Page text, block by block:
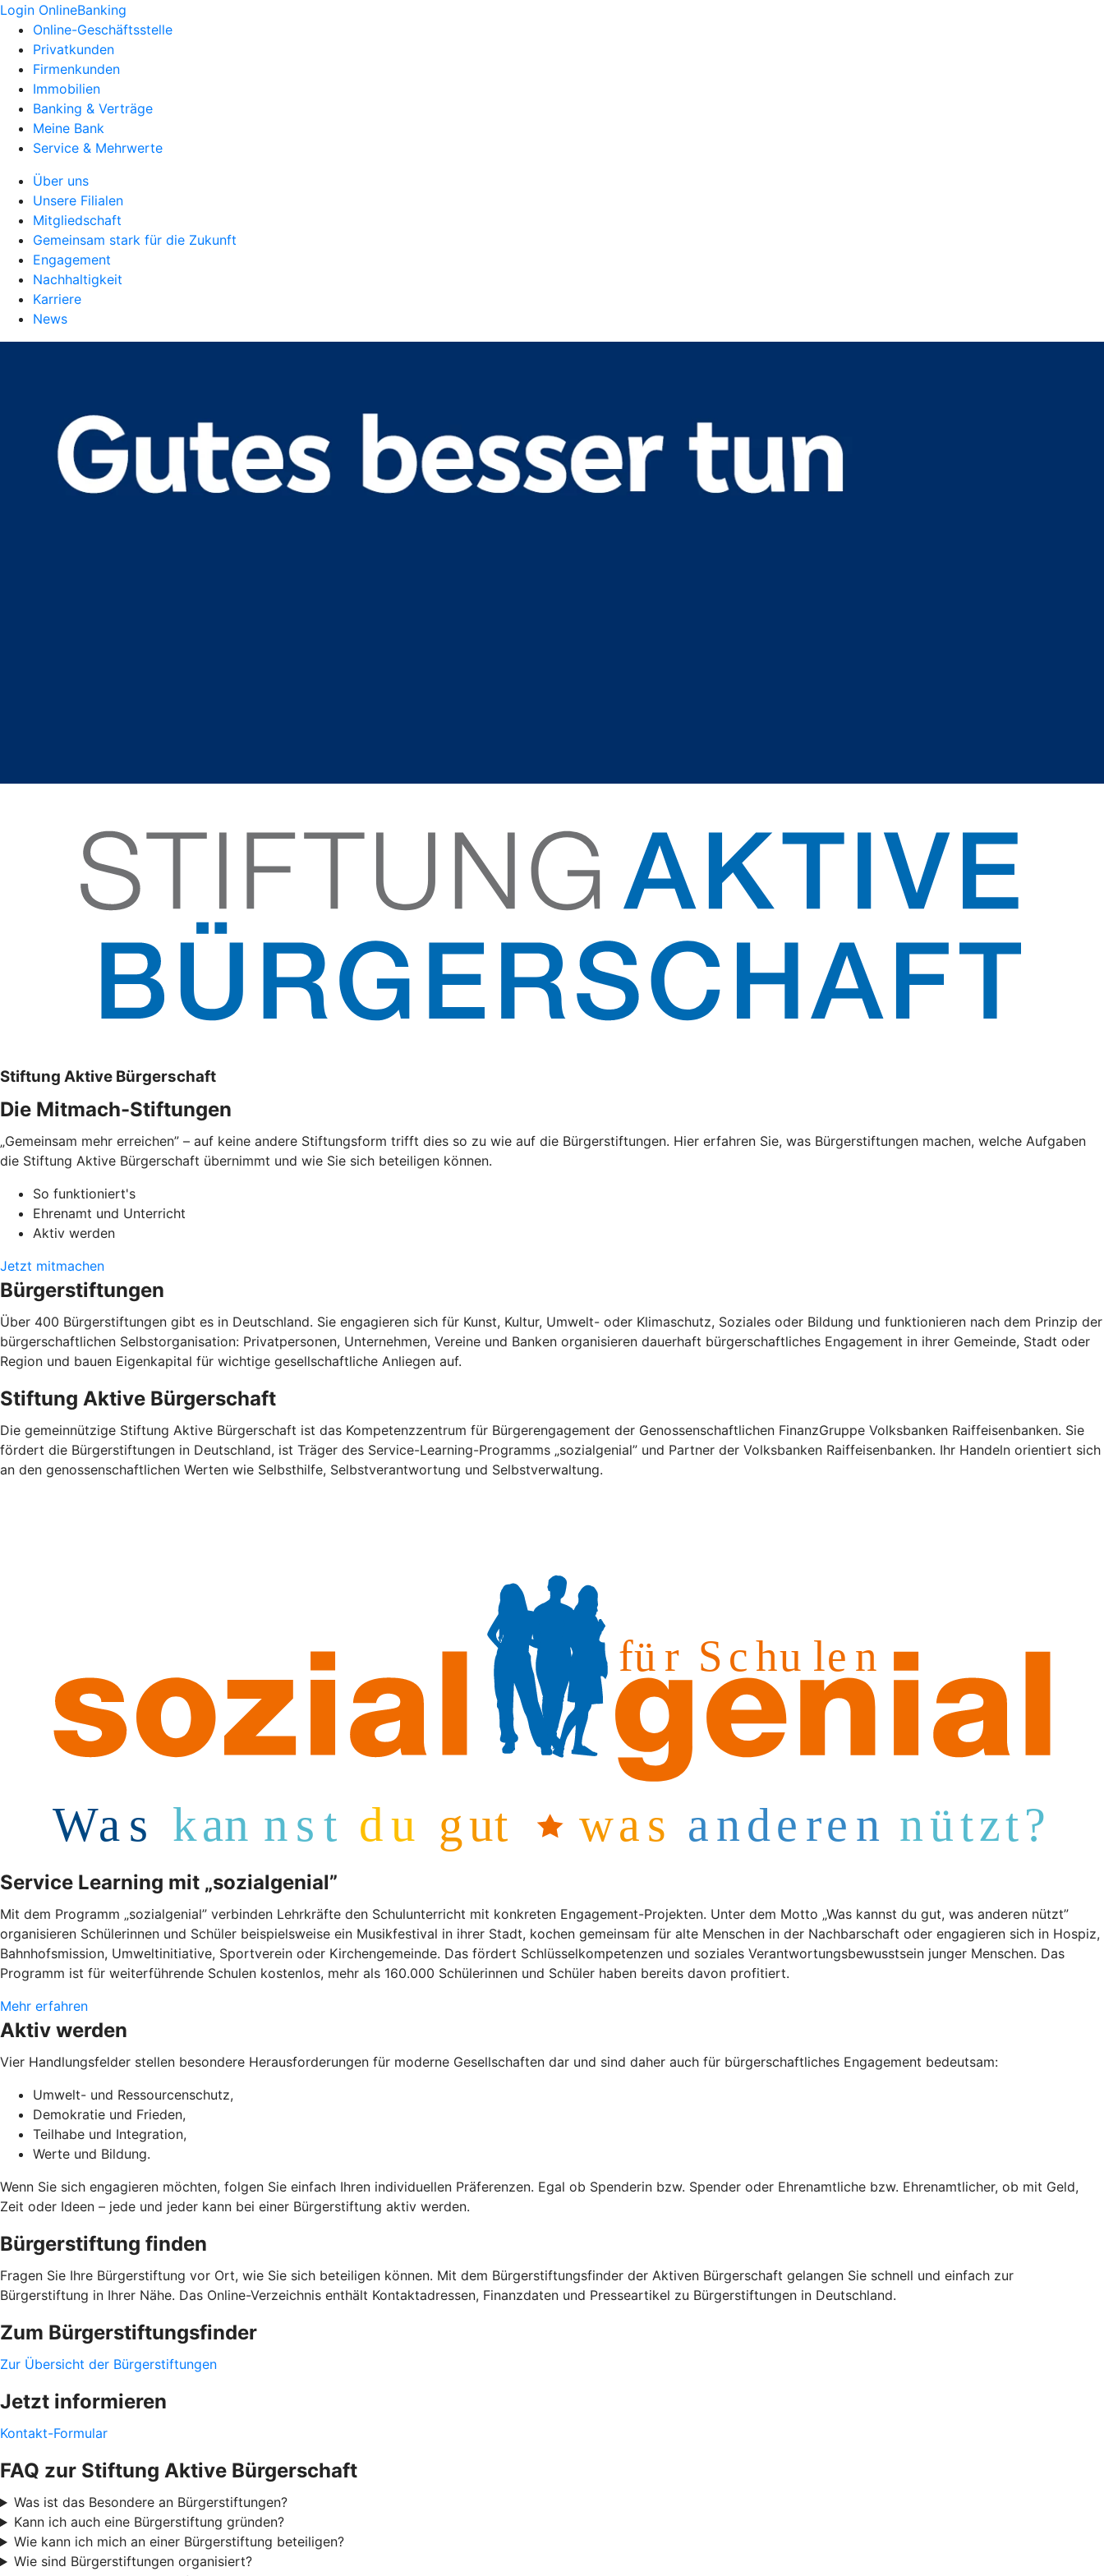
Login OnlineBanking
Online-Geschäftsstelle
Privatkunden
Firmenkunden
Immobilien
Banking & Verträge
Meine Bank
Service & Mehrwerte
Über uns
Unsere Filialen
Mitgliedschaft
Gemeinsam stark für die Zukunft
Engagement
Nachhaltigkeit
Karriere
News
Stiftung Aktive Bürgerschaft
Die Mitmach-Stiftungen
„Gemeinsam mehr erreichen” – auf keine andere Stiftungsform trifft dies so zu wie auf die Bürgerstiftungen. Hier erfahren Sie, was Bürgerstiftungen machen, welche Aufgaben
die Stiftung Aktive Bürgerschaft übernimmt und wie Sie sich beteiligen können.
So funktioniert's
Ehrenamt und Unterricht
Aktiv werden
Jetzt mitmachen
Bürgerstiftungen
Über 400 Bürgerstiftungen gibt es in Deutschland. Sie engagieren sich für Kunst, Kultur, Umwelt- oder Klimaschutz, Soziales oder Bildung und funktionieren nach dem Prinzip der
bürgerschaftlichen Selbstorganisation: Privatpersonen, Unternehmen, Vereine und Banken organisieren dauerhaft bürgerschaftliches Engagement in ihrer Gemeinde, Stadt oder
Region und bauen Eigenkapital für wichtige gesellschaftliche Anliegen auf.
Stiftung Aktive Bürgerschaft
Die gemeinnützige Stiftung Aktive Bürgerschaft ist das Kompetenzzentrum für Bürgerengagement der Genossenschaftlichen FinanzGruppe Volksbanken Raiffeisenbanken. Sie
fördert die Bürgerstiftungen in Deutschland, ist Träger des Service-Learning-Programms „sozialgenial” und Partner der Volksbanken Raiffeisenbanken. Ihr Handeln orientiert sich
an den genossenschaftlichen Werten wie Selbsthilfe, Selbstverantwortung und Selbstverwaltung.
Service Learning mit „sozialgenial”
Mit dem Programm „sozialgenial” verbinden Lehrkräfte den Schulunterricht mit konkreten Engagement-Projekten. Unter dem Motto „Was kannst du gut, was anderen nützt”
organisieren Schülerinnen und Schüler beispielsweise ein Musikfestival in ihrer Stadt, kochen gemeinsam für alte Menschen in der Nachbarschaft oder engagieren sich in Hospiz,
Bahnhofsmission, Umweltinitiative, Sportverein oder Kirchengemeinde. Das fördert Schlüsselkompetenzen und soziales Verantwortungsbewusstsein junger Menschen. Das
Programm ist für weiterführende Schulen kostenlos, mehr als 160.000 Schülerinnen und Schüler haben bereits davon profitiert.
Mehr erfahren
Aktiv werden
Vier Handlungsfelder stellen besondere Herausforderungen für moderne Gesellschaften dar und sind daher auch für bürgerschaftliches Engagement bedeutsam:
Umwelt- und Ressourcenschutz,
Demokratie und Frieden,
Teilhabe und Integration,
Werte und Bildung.
Wenn Sie sich engagieren möchten, folgen Sie einfach Ihren individuellen Präferenzen. Egal ob Spenderin bzw. Spender oder Ehrenamtliche bzw. Ehrenamtlicher, ob mit Geld,
Zeit oder Ideen – jede und jeder kann bei einer Bürgerstiftung aktiv werden.
Bürgerstiftung finden
Fragen Sie Ihre Bürgerstiftung vor Ort, wie Sie sich beteiligen können. Mit dem Bürgerstiftungsfinder der Aktiven Bürgerschaft gelangen Sie schnell und einfach zur
Bürgerstiftung in Ihrer Nähe. Das Online-Verzeichnis enthält Kontaktadressen, Finanzdaten und Presseartikel zu Bürgerstiftungen in Deutschland.
Zum Bürgerstiftungsfinder
Zur Übersicht der Bürgerstiftungen
Jetzt informieren
Kontakt-Formular
FAQ zur Stiftung Aktive Bürgerschaft
Was ist das Besondere an Bürgerstiftungen?
Kann ich auch eine Bürgerstiftung gründen?
Wie kann ich mich an einer Bürgerstiftung beteiligen?
Wie sind Bürgerstiftungen organisiert?